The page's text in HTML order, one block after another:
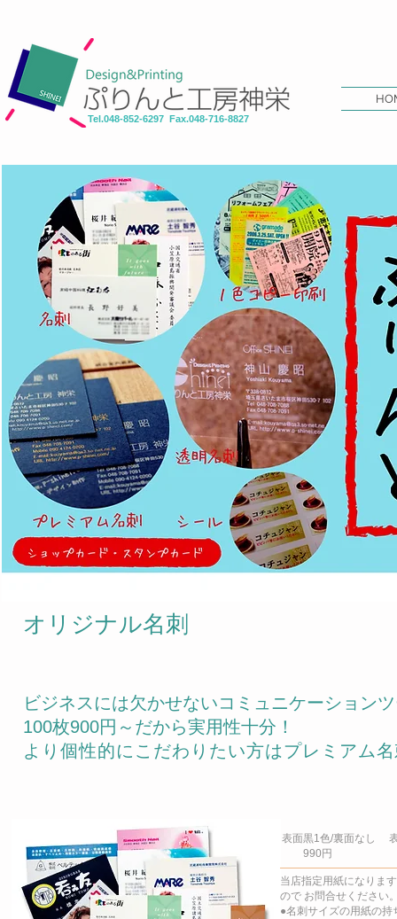
Tel.048-852-6297 Fax.048-716-8827
​オリジナル名刺
ビジネスには欠かせないコミュニケーション
100枚900円～だから実用性十分！
より個性的にこだわりたい方はプレミアム
当店指定用紙になりま
ので お問合せください
●名刺サイズの用紙の
表面黒1色/裏面なし
990円